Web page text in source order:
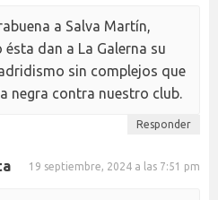
a Salva Martín,
dan a La Galerna su
sin complejos que
negra contra nuestro club.
Responder
19 septiembre, 2024 a las 7:51 pm